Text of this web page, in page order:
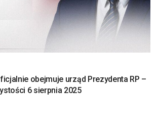
obejmuje urząd Prezydenta RP –
6 sierpnia 2025